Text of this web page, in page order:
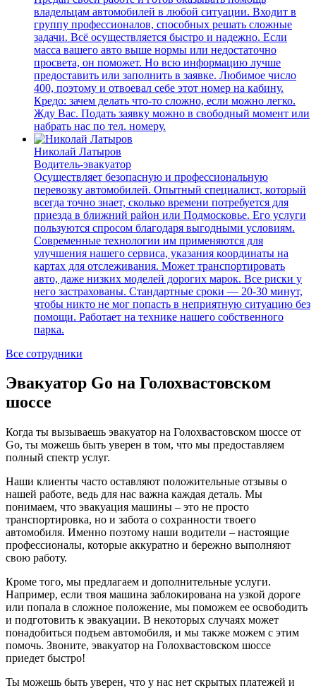
владельцам автомобилей в любой ситуации. Входит в
группу профессионалов, способных решать сложные
задачи. Всё осуществляется быстро и надежно. Если
масса вашего авто выше нормы или недостаточно
просвета, он поможет. Но всю информацию лучше
предоставить или заполнить в заявке. Любимое число
400, поэтому и отвоевал себе этот номер на кабину.
Кредо: зачем делать что-то сложно, если можно легко.
Жду Вас. Подать заявку можно в свободный момент или
набрать нас по тел. номеру.
Николай Латыров
Водитель-эвакуатор
Осуществляет безопасную и профессиональную
перевозку автомобилей. Опытный специалист, который
всегда точно знает, сколько времени потребуется для
приезда в ближний район или Подмосковье. Его услуги
пользуются спросом благодаря выгодными условиям.
Современные технологии им применяются для
улучшения нашего сервиса, указания координаты на
картах для отслеживания. Может транспортировать
авто, даже низких моделей дорогих марок. Все риски у
него застрахованы. Стандартные сроки — 20-30 минут,
чтобы никто не мог попасть в неприятную ситуацию без
помощи. Работает на технике нашего собственного
парка.
Все сотрудники
Эвакуатор Go на Голохвастовском
шоссе
Когда ты вызываешь эвакуатор на Голохвастовском шоссе от
Go, ты можешь быть уверен в том, что мы предоставляем
полный спектр услуг.
Наши клиенты часто оставляют положительные отзывы о
нашей работе, ведь для нас важна каждая деталь. Мы
понимаем, что эвакуация машины – это не просто
транспортировка, но и забота о сохранности твоего
автомобиля. Именно поэтому наши водители – настоящие
профессионалы, которые аккуратно и бережно выполняют
свою работу.
Кроме того, мы предлагаем и дополнительные услуги.
Например, если твоя машина заблокирована на узкой дороге
или попала в сложное положение, мы поможем ее освободить
и подготовить к эвакуации. В некоторых случаях может
понадобиться подъем автомобиля, и мы также можем с этим
помочь. Звоните, эвакуатор на Голохвастовском шоссе
приедет быстро!
Ты можешь быть уверен, что у нас нет скрытых платежей и